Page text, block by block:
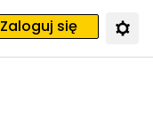
Zaloguj się